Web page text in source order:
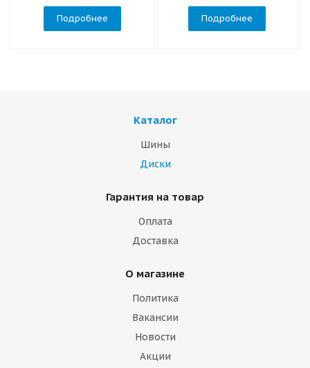
Подробнее Подробнее
Каталог
Шины
Диски
Гарантия на товар
Оплата
Доставка
О магазине
Политика
Вакансии
Новости
Акции